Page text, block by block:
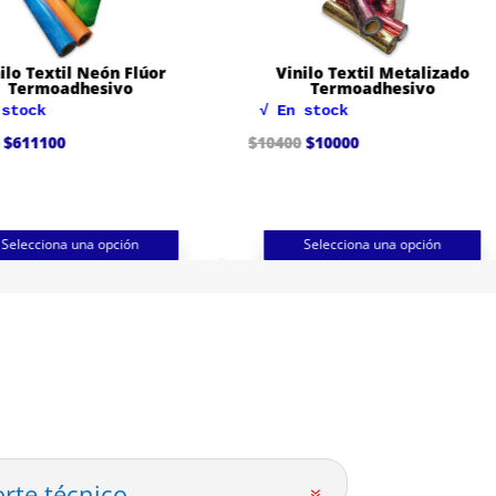
Textil Neón Flúor
Termoadhesivo
$611100Rango
de
Selecciona una opción
Vinilo Textil Metalizado
Termoadhesivo
√ En stock
$10400 El
precio
$10000El
precio
Selecciona una opción